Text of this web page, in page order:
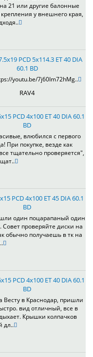
21 или другие балонные
у внешнего края,
PCD 5x114.3 ET 40 DIA
60.1 BD
youtu.be/7j60Im72hMg..
RAV4
PCD 4x100 ET 40 DIA 60.1
BD
влюбился с первого
При покупке, везде как
тщательно проверяется",
PCD 4x100 ET 45 DIA 60.1
BD
один поцарапаный один
Совет проверяйте диски на
обычно получаешь в тк на
PCD 4x100 ET 40 DIA 60.1
BD
Весту в Краснодар, пришли
вид отличный, все в
Крышки колпачков
дл..